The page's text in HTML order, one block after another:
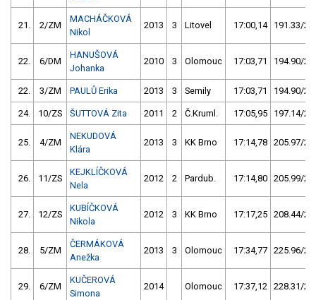
21. 2/ZM
MACHÁČKOVÁ
Nikol
2013 3 Litovel 17:00,14 191.33/
22. 6/DM
HANUŠOVÁ
Johanka
2010 3 Olomouc 17:03,71 194.90/
22. 3/ZM PAULŮ Erika 2013 3 Semily 17:03,71 194.90/
24. 10/ZS ŠUTTOVÁ Zita 2011 2 Č.Kruml. 17:05,95 197.14/
25. 4/ZM
NEKUDOVÁ
Klára
2013 3 KK Brno 17:14,78 205.97/
26. 11/ZS
KEJKLÍČKOVÁ
Nela
2012 2 Pardub. 17:14,80 205.99/
27. 12/ZS
KUBÍČKOVÁ
Nikola
2012 3 KK Brno 17:17,25 208.44/
28. 5/ZM
ČERMÁKOVÁ
Anežka
2013 3 Olomouc 17:34,77 225.96/
29. 6/ZM
KUČEROVÁ
Simona
2014 Olomouc 17:37,12 228.31/